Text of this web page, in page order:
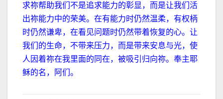
求祢帮助我们不是追求能力的彰显，而是让我们活
出祢能力中的荣美。在有能力时仍然温柔，有权柄
时仍然谦卑，在看见问题时仍然带着恢复的心。让
我们的生命，不带来压力，而是带来安息与光，使
人因着祢在我里面的同在，被吸引归向祢。奉主耶
稣的名，阿们。